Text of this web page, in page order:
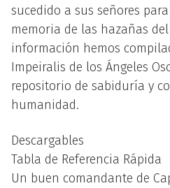
sucedido a sus señores
memoria de las hazañas
información hemos
Impeiralis de los Ángeles
repositorio de sabiduría y
humanidad.
Descargables
Tabla de Referencia Rápida
Un buen comandante de